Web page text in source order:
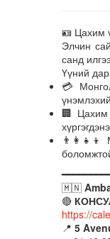
🪪 Цахим
Элчин
санд
Үүний
💳
🏢 Цахим
👨‍👩‍👧‍👦
🇲🇳
🔴
https://
📍 5